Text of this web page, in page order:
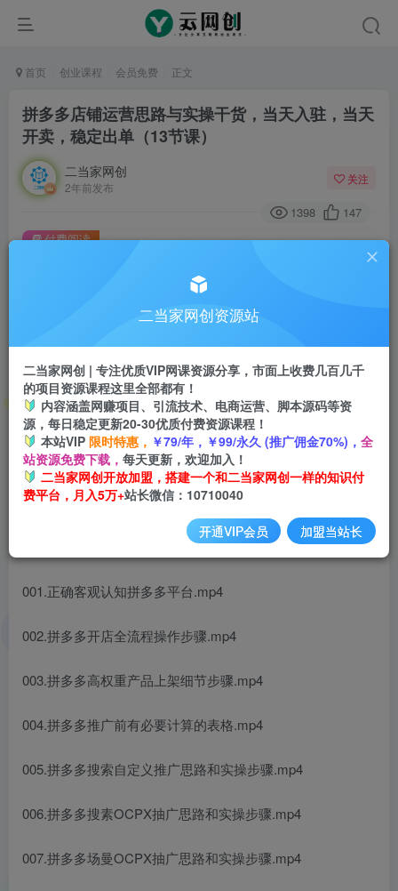
首页 创业课程 会员免费 正文
拼多多店铺运营思路与实操干货，当天入驻，当天
开卖，稳定出单（13节课）
二当家网创
2年前发布
关注
1398 147
此内容为付费阅读，请付费后查看
9.9
付费阅读
001.正确客观认知拼多多平台.mp4
002.拼多多开店全流程操作步骤.mp4
003.拼多多高权重产品上架细节步骤.mp4
004.拼多多推广前有必要计算的表格.mp4
005.拼多多搜索自定义推广思路和实操步骤.mp4
006.拼多多搜素OCPX抽广思路和实操步骤.mp4
007.拼多多场曼OCPX抽广思路和实操步骤.mp4
二当家网创资源站
二当家网创 | 专注优质VIP网课资源分享，市面上收费几百几千
的项目资源课程这里全部都有！
内容涵盖网赚项目、引流技术、电商运营、脚本源码等资
源，每日稳定更新20-30优质付费资源课程！
本站VIP 限时特惠， ￥79/年，￥99/永久 (推广佣金70%)， 全
站资源免费下载， 每天更新，欢迎加入！
二当家网创开放加盟，搭建一个和二当家网创一样的知识付
费平台，月入5万+站长微信：10710040
开通VIP会员 加盟当站长